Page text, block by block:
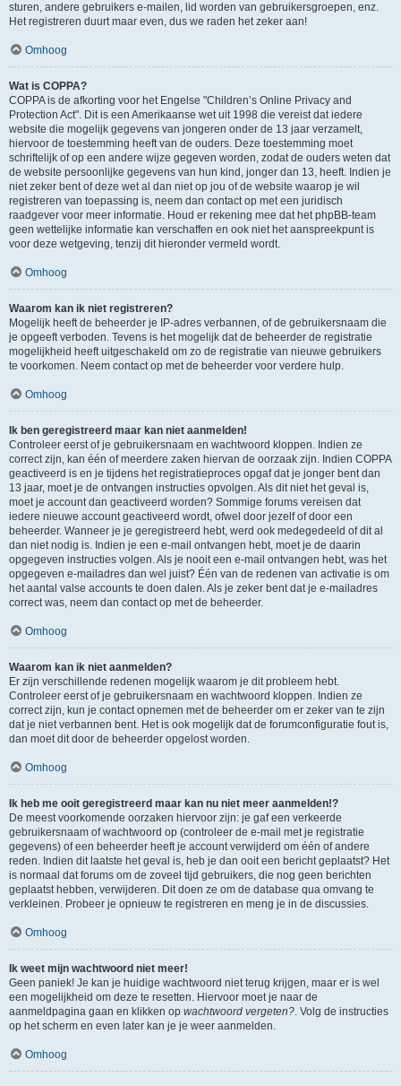
sturen, andere gebruikers e-mailen, lid worden van gebruikersgroepen, enz.
Het registreren duurt maar even, dus we raden het zeker aan!
Omhoog
Wat is COPPA?
COPPA is de afkorting voor het Engelse "Children’s Online Privacy and
Protection Act". Dit is een Amerikaanse wet uit 1998 die vereist dat iedere
website die mogelijk gegevens van jongeren onder de 13 jaar verzamelt,
hiervoor de toestemming heeft van de ouders. Deze toestemming moet
schriftelijk of op een andere wijze gegeven worden, zodat de ouders weten dat
de website persoonlijke gegevens van hun kind, jonger dan 13, heeft. Indien je
niet zeker bent of deze wet al dan niet op jou of de website waarop je wil
registreren van toepassing is, neem dan contact op met een juridisch
raadgever voor meer informatie. Houd er rekening mee dat het phpBB-team
geen wettelijke informatie kan verschaffen en ook niet het aanspreekpunt is
voor deze wetgeving, tenzij dit hieronder vermeld wordt.
Omhoog
Waarom kan ik niet registreren?
Mogelijk heeft de beheerder je IP-adres verbannen, of de gebruikersnaam die
je opgeeft verboden. Tevens is het mogelijk dat de beheerder de registratie
mogelijkheid heeft uitgeschakeld om zo de registratie van nieuwe gebruikers
te voorkomen. Neem contact op met de beheerder voor verdere hulp.
Omhoog
Ik ben geregistreerd maar kan niet aanmelden!
Controleer eerst of je gebruikersnaam en wachtwoord kloppen. Indien ze
correct zijn, kan één of meerdere zaken hiervan de oorzaak zijn. Indien COPPA
geactiveerd is en je tijdens het registratieproces opgaf dat je jonger bent dan
13 jaar, moet je de ontvangen instructies opvolgen. Als dit niet het geval is,
moet je account dan geactiveerd worden? Sommige forums vereisen dat
iedere nieuwe account geactiveerd wordt, ofwel door jezelf of door een
beheerder. Wanneer je je geregistreerd hebt, werd ook medegedeeld of dit al
dan niet nodig is. Indien je een e-mail ontvangen hebt, moet je de daarin
opgegeven instructies volgen. Als je nooit een e-mail ontvangen hebt, was het
opgegeven e-mailadres dan wel juist? Één van de redenen van activatie is om
het aantal valse accounts te doen dalen. Als je zeker bent dat je e-mailadres
correct was, neem dan contact op met de beheerder.
Omhoog
Waarom kan ik niet aanmelden?
Er zijn verschillende redenen mogelijk waarom je dit probleem hebt.
Controleer eerst of je gebruikersnaam en wachtwoord kloppen. Indien ze
correct zijn, kun je contact opnemen met de beheerder om er zeker van te zijn
dat je niet verbannen bent. Het is ook mogelijk dat de forumconfiguratie fout is,
dan moet dit door de beheerder opgelost worden.
Omhoog
Ik heb me ooit geregistreerd maar kan nu niet meer aanmelden!?
De meest voorkomende oorzaken hiervoor zijn: je gaf een verkeerde
gebruikersnaam of wachtwoord op (controleer de e-mail met je registratie
gegevens) of een beheerder heeft je account verwijderd om één of andere
reden. Indien dit laatste het geval is, heb je dan ooit een bericht geplaatst? Het
is normaal dat forums om de zoveel tijd gebruikers, die nog geen berichten
geplaatst hebben, verwijderen. Dit doen ze om de database qua omvang te
verkleinen. Probeer je opnieuw te registreren en meng je in de discussies.
Omhoog
Ik weet mijn wachtwoord niet meer!
Geen paniek! Je kan je huidige wachtwoord niet terug krijgen, maar er is wel
een mogelijkheid om deze te resetten. Hiervoor moet je naar de
aanmeldpagina gaan en klikken op wachtwoord vergeten?. Volg de instructies
op het scherm en even later kan je je weer aanmelden.
Omhoog